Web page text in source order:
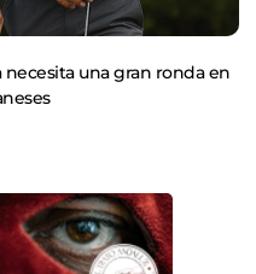
una gran ronda en